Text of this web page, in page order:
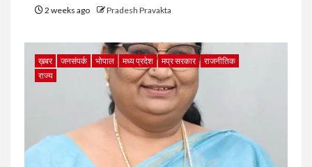
2 weeks ago Pradesh Pravakta
ख़बर जनसंपर्क भोपाल मध्य प्रदेश मप्र सरकार
राजनीतिक
राज्य